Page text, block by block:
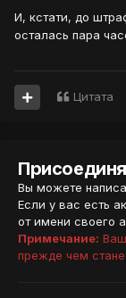
И, кстати, до
осталась пара
Цитата
Вы можете
Если у вас есть
от имени своего
Примечание:
прежде чем